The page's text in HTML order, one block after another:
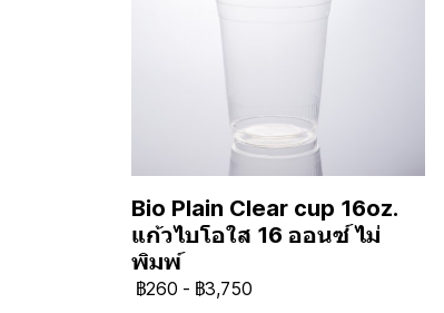
Bio Plain Clear cup 16oz.
แก้วไบโอใส 16 ออนซ์ ไม่
พิมพ์
฿260 - ฿3,750